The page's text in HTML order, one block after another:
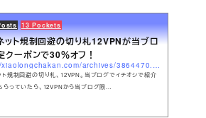
13 Pockets
ット規制回避の切り札12VPNが当ブロ
クーポンで30％オフ！
http://xiaolongchakan.com/archives/3864470.html
ト規制回避の切り札、12VPN。当ブログでイチオシで紹介
らっていたら、12VPNから当ブログ限…